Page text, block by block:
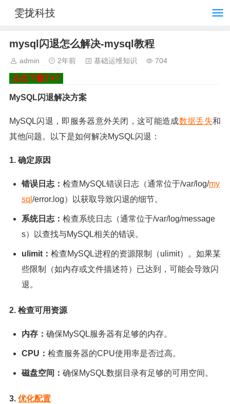
雯拢科技
mysql闪退怎么解决-mysql教程
admin 2年前 基础运维知识 704
点击下载TXT
MySQL闪退解决方案
MySQL闪退，即服务器意外关闭，这可能造成数据丢失和
其他问题。以下是如何解决MySQL闪退：
1. 确定原因
错误日志： 检查MySQL错误日志（通常位于/var/log/my
sql /error.log）以获取导致闪退的细节。
系统日志： 检查系统日志（通常位于/var/log/message
s）以查找与MySQL相关的错误。
ulimit： 检查MySQL进程的资源限制（ulimit）。如果某
些限制（如内存或文件描述符）已达到，可能会导致闪
退。
2. 检查可用资源
内存： 确保MySQL服务器有足够的内存。
CPU： 检查服务器的CPU使用率是否过高。
磁盘空间： 确保MySQL数据目录有足够的可用空间。
3. 优化配置